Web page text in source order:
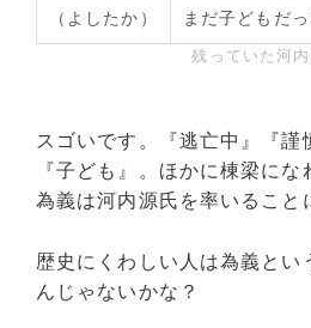
（よしたか）
まだ子どもだっ
残っていた河
スゴいです。『逃亡中』『謹
『子ども』。ほかに棟梁にな
為義は河内源氏を率いること
歴史にくわしい人は為義とい
んじゃないかな？